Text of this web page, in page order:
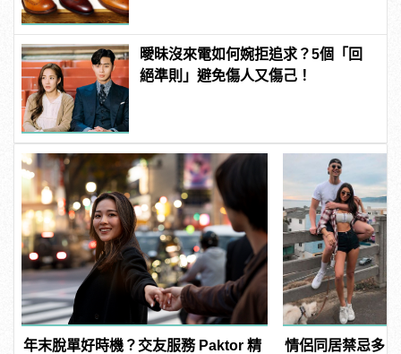
曖昧沒來電如何婉拒追求？5個「回
絕準則」避免傷人又傷己！
年末脫單好時機？交友服務 Paktor 精
情侶同居禁忌多